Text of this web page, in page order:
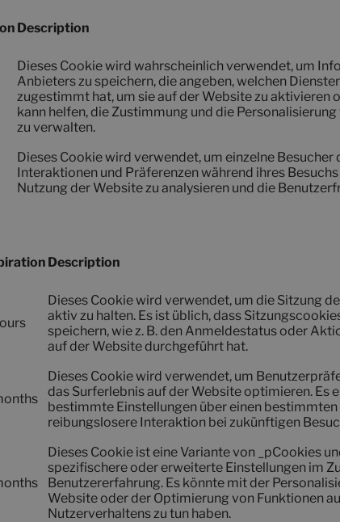
Description
Dieses Cookie wird wahrscheinlich verwendet, um
Anbieters zu speichern, die angeben, welchen
zugestimmt hat, um sie auf der Website zu aktivieren
kann helfen, die Zustimmung und die
zu verwalten.
Dieses Cookie wird verwendet, um einzelne
Interaktionen und Präferenzen während ihres
Nutzung der Website zu analysieren und die
Description
Dieses Cookie wird verwendet, um die Sitzung
aktiv zu halten. Es ist üblich, dass
speichern, wie z. B. den Anmeldestatus oder
auf der Website durchgeführt hat.
Dieses Cookie wird verwendet, um
das Surferlebnis auf der Website optimieren. Es
bestimmte Einstellungen über einen bestimmten
reibungslosere Interaktion bei zukünftigen
Dieses Cookie ist eine Variante von _pCookies
spezifischere oder erweiterte Einstellungen im
Benutzererfahrung. Es könnte mit der
Website oder der Optimierung von Funktionen
Nutzerverhaltens zu tun haben.